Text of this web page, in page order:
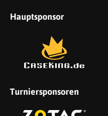
Hauptsponsor
Turniersponsoren